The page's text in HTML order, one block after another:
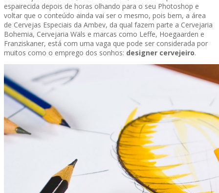
espairecida depois de horas olhando para o seu Photoshop e
voltar que o conteúdo ainda vai ser o mesmo, pois bem, a área
de Cervejas Especiais da Ambev, da qual fazem parte a Cervejaria
Bohemia, Cervejaria Wäls e marcas como Leffe, Hoegaarden e
Franziskaner, está com uma vaga que pode ser considerada por
muitos como o emprego dos sonhos: designer cervejeiro.